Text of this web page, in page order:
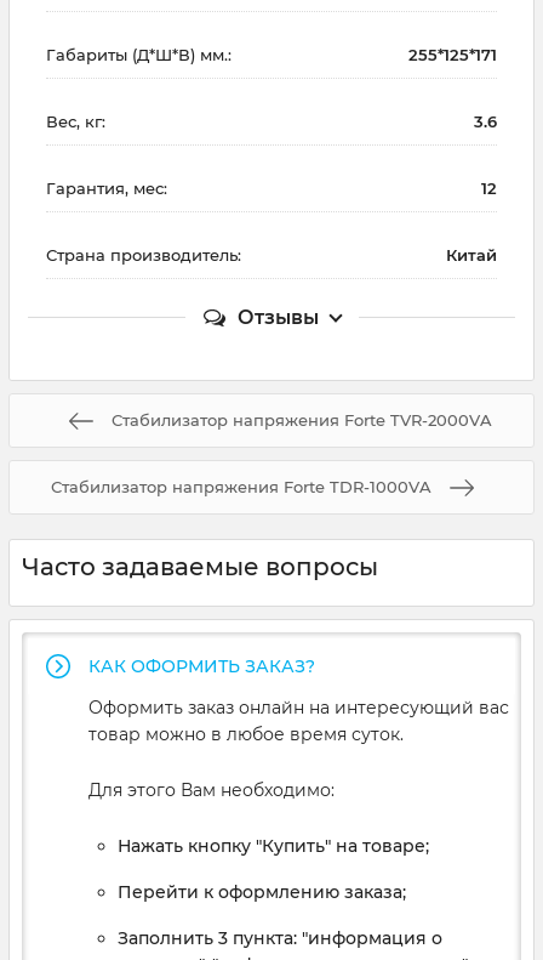
Габариты (Д*Ш*В) мм.: 255*125*171
Вес, кг: 3.6
Гарантия, мес: 12
Страна производитель: Китай
Отзывы
Стабилизатор напряжения Forte TVR-2000VA
Стабилизатор напряжения Forte TDR-1000VA
Часто задаваемые вопросы
КАК ОФОРМИТЬ ЗАКАЗ?
Оформить заказ онлайн на интересующий вас
товар можно в любое время суток.
Для этого Вам необходимо:
Нажать кнопку "Купить" на товаре;
Перейти к оформлению заказа;
Заполнить 3 пункта: "информация о